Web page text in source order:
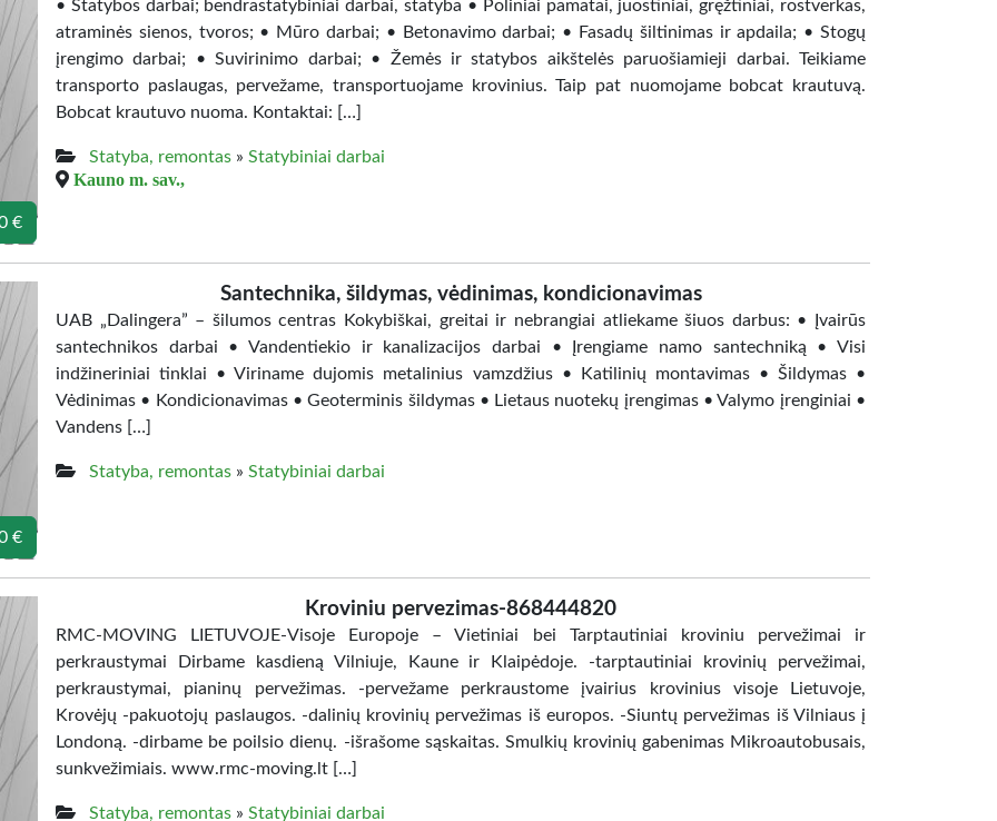
€
• Statybos darbai; bendrastatybiniai darbai, statyba • Poliniai pamatai, juostiniai, gręžtiniai, rostverkas,
atraminės sienos, tvoros; • Mūro darbai; • Betonavimo darbai; • Fasadų šiltinimas ir apdaila; • Stogų
įrengimo darbai; • Suvirinimo darbai; • Žemės ir statybos aikštelės paruošiamieji darbai. Teikiame
transporto paslaugas, pervežame, transportuojame krovinius. Taip pat nuomojame bobcat krautuvą.
Bobcat krautuvo nuoma. Kontaktai: […]
Statyba, remontas » Statybiniai darbai
Kauno m. sav.,
€
Santechnika, šildymas, vėdinimas, kondicionavimas
UAB „Dalingera” – šilumos centras Kokybiškai, greitai ir nebrangiai atliekame šiuos darbus: • Įvairūs
santechnikos darbai • Vandentiekio ir kanalizacijos darbai • Įrengiame namo santechniką • Visi
indžineriniai tinklai • Viriname dujomis metalinius vamzdžius • Katilinių montavimas • Šildymas •
Vėdinimas • Kondicionavimas • Geoterminis šildymas • Lietaus nuotekų įrengimas • Valymo įrenginiai •
Vandens […]
Statyba, remontas » Statybiniai darbai
Kroviniu pervezimas-868444820
RMC-MOVING LIETUVOJE-Visoje Europoje – Vietiniai bei Tarptautiniai kroviniu pervežimai ir
perkraustymai Dirbame kasdieną Vilniuje, Kaune ir Klaipėdoje. -tarptautiniai krovinių pervežimai,
perkraustymai, pianinų pervežimas. -pervežame perkraustome įvairius krovinius visoje Lietuvoje,
Krovėjų -pakuotojų paslaugos. -dalinių krovinių pervežimas iš europos. -Siuntų pervežimas iš Vilniaus į
Londoną. -dirbame be poilsio dienų. -išrašome sąskaitas. Smulkių krovinių gabenimas Mikroautobusais,
sunkvežimiais. www.rmc-moving.lt […]
Statyba, remontas » Statybiniai darbai